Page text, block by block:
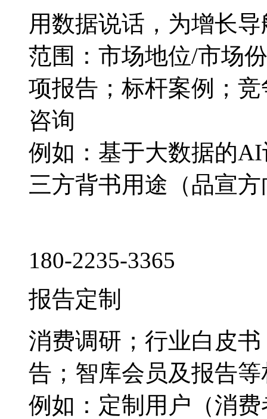
用数据说话，为增长导
范围：市场地位/市场
项报告；标杆案例；
咨询
例如：基于大数据的
三方背书用途（品宣
180-2235-3365
报告定制
消费调研；行业白皮
告；智库会员及报告
例如：定制用户（消